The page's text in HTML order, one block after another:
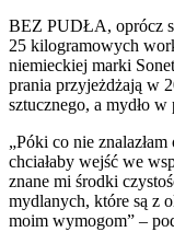
BEZ PUDŁA, oprócz
25 kilogramowych
niemieckiej marki
prania przyjeżdżają w
sztucznego, a mydło
„Póki co nie
chciałaby wejść we
znane mi środki
mydlanych, które są z
moim wymogom” –